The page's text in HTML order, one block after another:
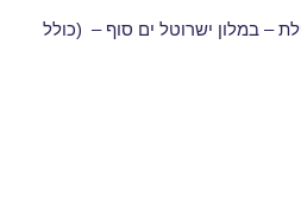
– במלון ישרוטל ים סוף – (כולל